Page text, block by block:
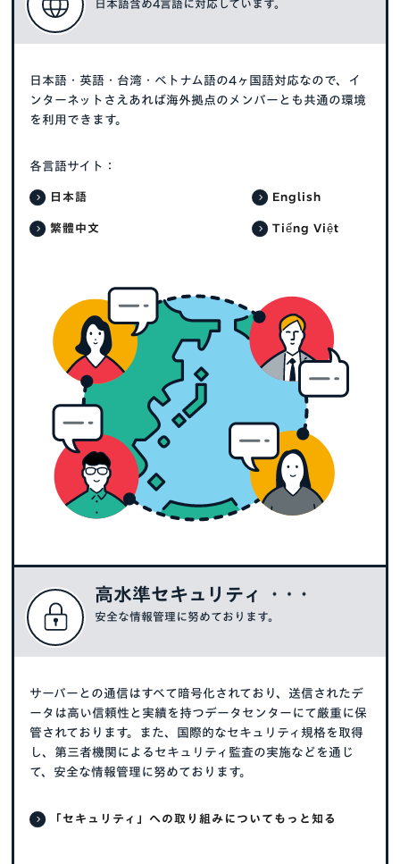
日本語含め4言語に対応しています。
日本語・英語・台湾・ベトナム語の4ヶ国語対応なので、イ
ンターネットさえあれば海外拠点のメンバーとも共通の環境
を利用できます。
各言語サイト：
日本語 English
繁體中文 Tiếng Việt
高水準セキュリティ
安全な情報管理に努めております。
サーバーとの通信はすべて暗号化されており、送信されたデ
ータは高い信頼性と実績を持つデータセンターにて厳重に保
管されております。また、国際的なセキュリティ規格を取得
し、第三者機関によるセキュリティ監査の実施などを通じ
て、安全な情報管理に努めております。
「セキュリティ」への取り組みについてもっと知る